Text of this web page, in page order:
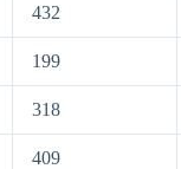
432
199
318
409